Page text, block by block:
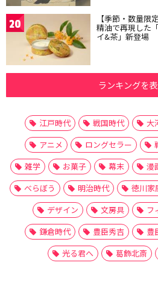
20 【季節・数量限
精油で再現した
イ&茶」新登場
ランキングを
江戸時代 戦国時代 大
アニメ
ロングセラー
雑学
お菓子 幕末 漫
べらぼう
明治時代 徳川家
デザイン
文房具 フ
鎌倉時代
豊臣秀吉 豊
光る君へ
葛飾北斎